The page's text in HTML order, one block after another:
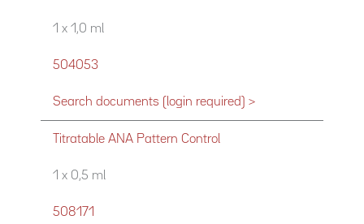
1 x 1,0 ml
504053
Search documents (login required) >
Titratable ANA Pattern Control
1 x 0,5 ml
508171